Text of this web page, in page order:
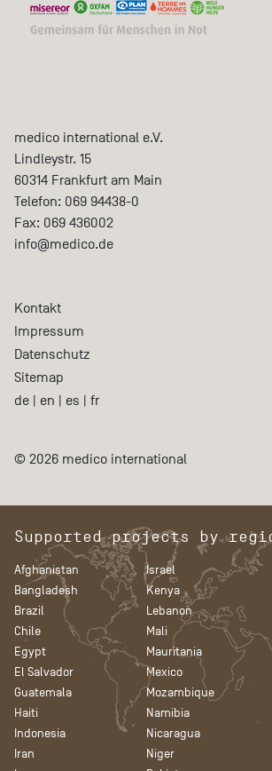
medico international e.V.
Lindleystr. 15
60314 Frankfurt am Main
Telefon: 069 94438-0
Fax: 069 436002
info@medico.de
Kontakt
Impressum
Datenschutz
Sitemap
de | en | es | fr
© 2026 medico international
Supported projects by
Afghanistan
Bangladesh
Brazil
Chile
Egypt
El Salvador
Guatemala
Haiti
Indonesia
Iran
Israel
Kenya
Lebanon
Mali
Mauritania
Mexico
Mozambique
Namibia
Nicaragua
Niger